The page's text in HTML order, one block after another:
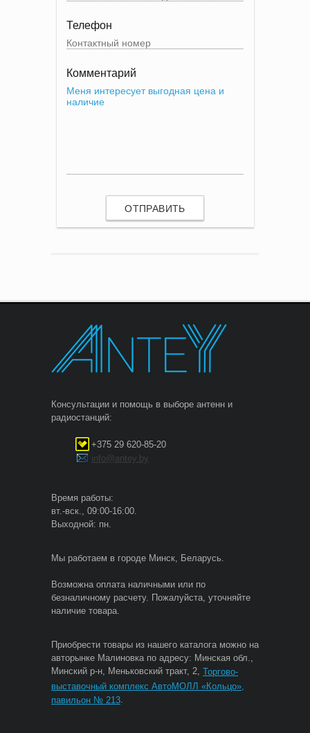
Телефон
Комментарий
Консультации и помощь в выборе антенн и
радиостанций:
+375 29 620-85-20
info@antey.by
Время работы:
вт.-вск., 09:00-16:00.
Выходной: пн.
Мы работаем в городе Минск, Беларусь.
Возможна оплата наличными или по
безналичному расчету. Пожалуйста, уточняйте
наличие товара.
Приобрести товары из нашего каталога можно на
авторынке Малиновка по адресу: Минская обл.,
Минский р-н, Меньковский тракт, 2, Торгово-
выставочный комплекс АвтоМОЛЛ «Кольцо»,
павильон № 213